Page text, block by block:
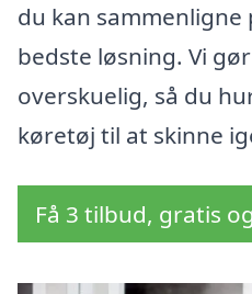
du kan sammenligne
bedste løsning. Vi
overskuelig, så du
køretøj til at skinne
Få 3 tilbud, gratis